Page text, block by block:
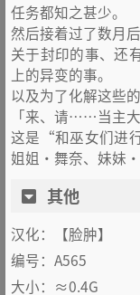
任务都知之甚少。
然后接着过了数月
关于封印的事、还
上的异变的事。
以及为了化解这些
「来、请……当主
这是“和巫女们进
姐姐・舞奈、妹妹
其他
汉化：【脸肿】
编号：A565
大小：≈0.4G